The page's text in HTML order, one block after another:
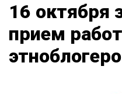
16 октября
прием